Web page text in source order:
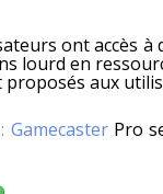
ont accès
lourd en
aux
GamecasterPro